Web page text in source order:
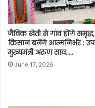
जैविक खेती से गांव होंगे समृद्ध,
किसान बनेंगे आत्मनिर्भर : उप
मुख्यमंत्री अरुण साव…..
June 17, 2026